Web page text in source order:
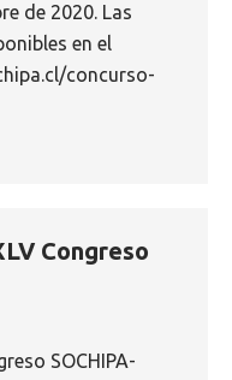
de 2020. Las
en el
concurso-
Congreso
SOCHIPA-